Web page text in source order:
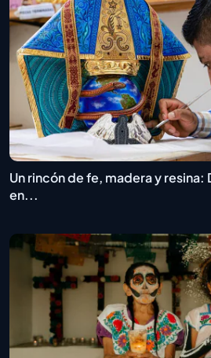
Un rincón de fe, madera y resina:
en...